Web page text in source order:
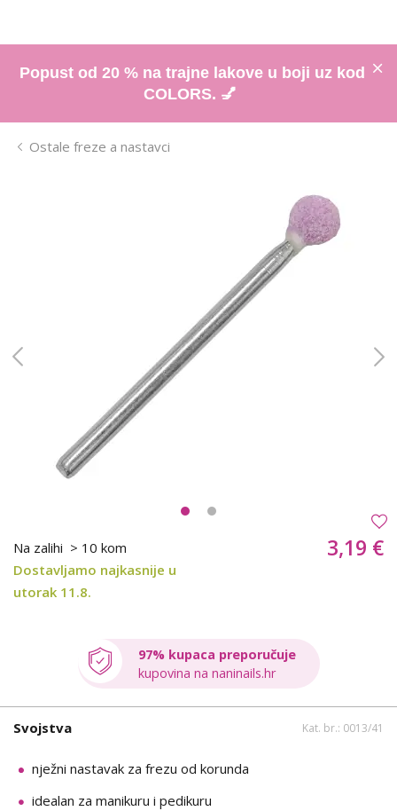
Popust od 20 % na trajne lakove u boji uz kod
COLORS. 💅
Ostale freze a nastavci
Na zalihi > 10 kom
Dostavljamo najkasnije u
utorak 11.8.
3,19 €
97% kupaca preporučuje
kupovina na naninails.hr
Svojstva Kat. br.: 0013/41
nježni nastavak za frezu od korunda
idealan za manikuru i pedikuru